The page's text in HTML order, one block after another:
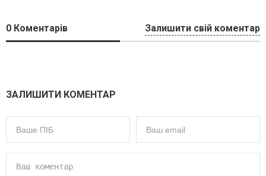
0 Коментарів Залишити свій коментар
ЗАЛИШИТИ КОМЕНТАР